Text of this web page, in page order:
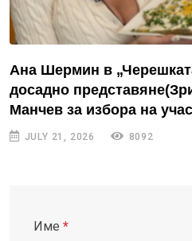
Ана Шермин в
досадно
Манчев за избора на
JULY 21, 2026 8092
Име *